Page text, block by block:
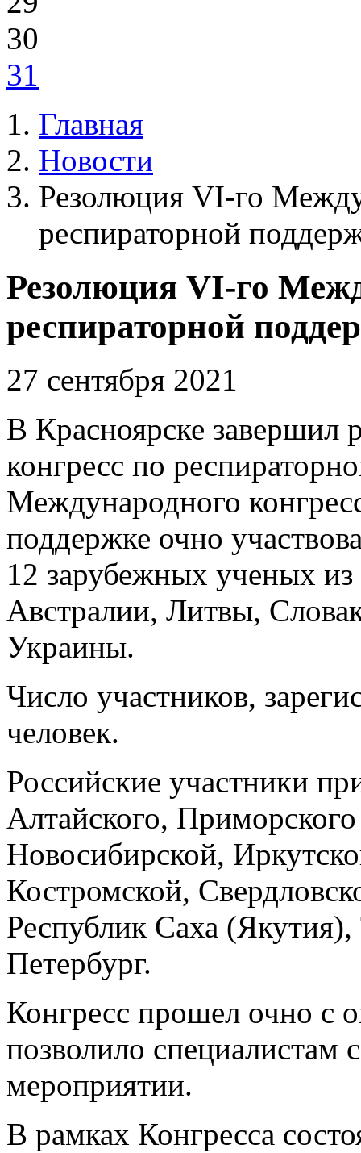
30
31
Главная
Новости
Резолюция VI-го
респираторной
Резолюция VI-го
респираторной
27 сентября 2021
В Красноярске
конгресс по
Международного
поддержке очно
12 зарубежных ученых
Австралии, Литвы,
Украины.
Число участников,
человек.
Российские участники
Алтайского,
Новосибирской,
Костромской,
Республик Саха
Петербург.
Конгресс прошел очно с
позволило специалистам
мероприятии.
В рамках Конгресса